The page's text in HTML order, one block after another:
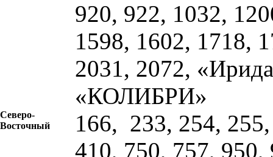
920, 922, 1032,
1598, 1602, 1718,
2031, 2072,
«КОЛИБРИ»
Северо-
Восточный
166, 233, 254,
410, 750, 757,